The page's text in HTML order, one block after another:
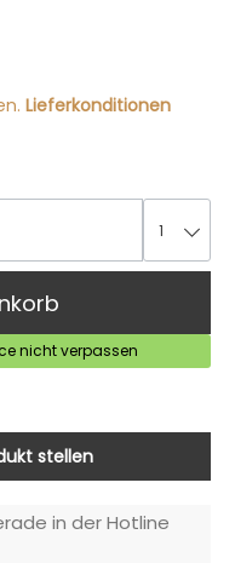
Lieferkonditionen
1
nicht verpassen
stellen
in der Hotline